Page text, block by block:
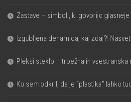
Zastave – simboli, ki govorijo
Izgubljena denarnica, kaj zdaj?!
Pleksi steklo – trpežna in
Ko sem odkril, da je “plastika” lahko